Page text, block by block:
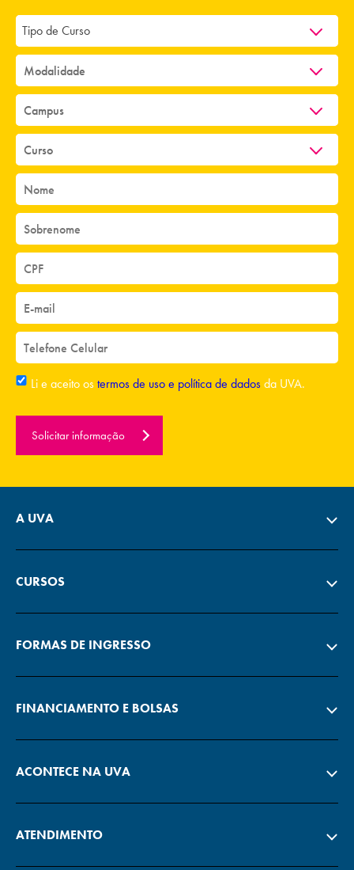
Tipo de Curso
Li e aceito ostermos de uso e política de dadosda UVA.
Solicitar informação
A UVA
CURSOS
FORMAS DE INGRESSO
FINANCIAMENTO E BOLSAS
ACONTECE NA UVA
ATENDIMENTO